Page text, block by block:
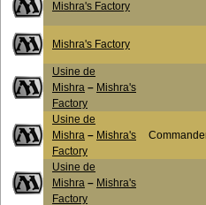
Mishra's Factory
Mishra's Factory
Usine de
Mishra – Mishra's
Factory
Usine de
Mishra – Mishra's
Factory
Usine de
Mishra – Mishra's
Factory